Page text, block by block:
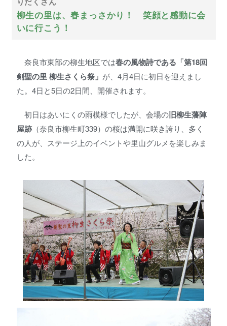
柳生の里は、春まっさかり！ 笑顔と感動に会
いに行こう！
奈良市東部の柳生地区では春の風物詩である「第18回
剣聖の里 柳生さくら祭」 が、4月4日に初日を迎えまし
た。4日と5日の2日間、開催されます。
初日はあいにくの雨模様でしたが、会場の旧柳生藩陣
屋跡（奈良市柳生町339）の桜は満開に咲き誇り、多く
の人が、ステージ上のイベントや里山グルメを楽しみま
した。